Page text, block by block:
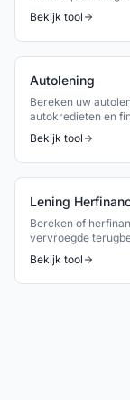
kosten.
Bekijk tool
Autolening
Bereken uw
autokredieten en
en TAEG.
Bekijk tool
Lening
Bereken of
vervroegde
Bekijk tool